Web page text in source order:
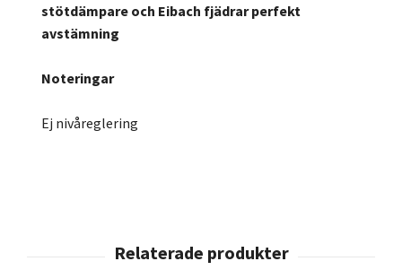
stötdämpare och Eibach fjädrar perfekt
avstämning
Noteringar
Ej nivåreglering